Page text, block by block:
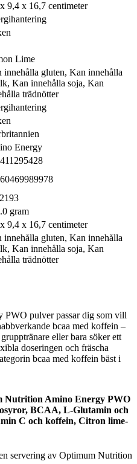
9,4 x 16,7 centimeter
Lime
innehålla gluten, Kan innehålla
Kan innehålla soja, Kan
trädnötter
Energy
gram
9,4 x 16,7 centimeter
innehålla gluten, Kan innehålla
Kan innehålla soja, Kan
trädnötter
pulver passar dig som vill
bcaa med koffein –
eller bara söker ett
doseringen och fräscha
bcaa med koffein bäst i
Nutrition Amino Energy PWO
BCAA, L-Glutamin och
C och koffein, Citron lime-
servering av Optimum Nutrition